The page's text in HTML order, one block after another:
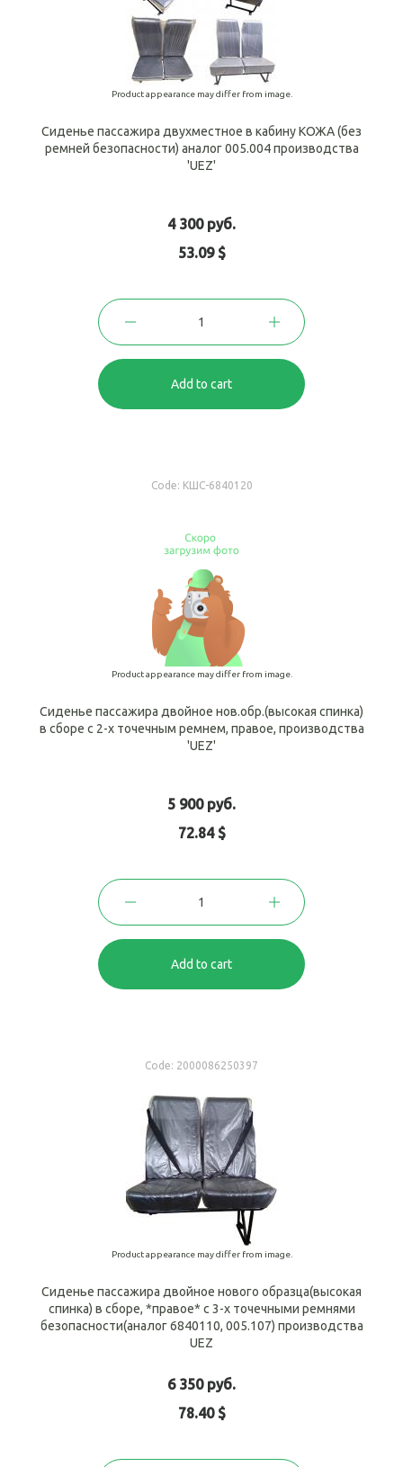
Product appearance may differ from image.
Сиденье пассажира двухместное в кабину КОЖА (без
ремней безопасности) аналог 005.004 производства
'UEZ'
4 300 руб.
53.09 $
Add to cart
Code: КШС-6840120
Product appearance may differ from image.
Сиденье пассажира двойное нов.обр.(высокая спинка)
в сборе с 2-х точечным ремнем, правое, производства
'UEZ'
5 900 руб.
72.84 $
Add to cart
Code: 2000086250397
Product appearance may differ from image.
Сиденье пассажира двойное нового образца(высокая
спинка) в сборе, *правое* с 3-х точечными ремнями
безопасности(аналог 6840110, 005.107) производства
UEZ
6 350 руб.
78.40 $